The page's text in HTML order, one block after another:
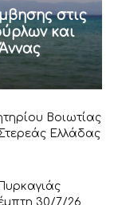
στις
και
Βοιωτίας
Ελλάδας
30/7/26